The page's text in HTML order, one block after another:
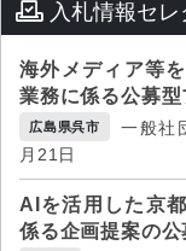
入札情報セレ
海外メディア等
業務に係る公募
広島県呉市
一般社
月21日
AIを活用した京
係る企画提案の公